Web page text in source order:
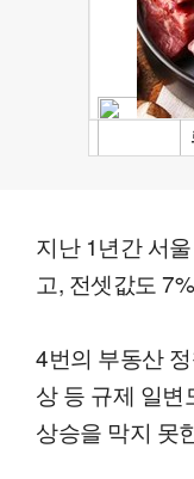
지난 1년간 서
고, 전셋값도
4번의 부동산
상 등 규제 일
상승을 막지 못